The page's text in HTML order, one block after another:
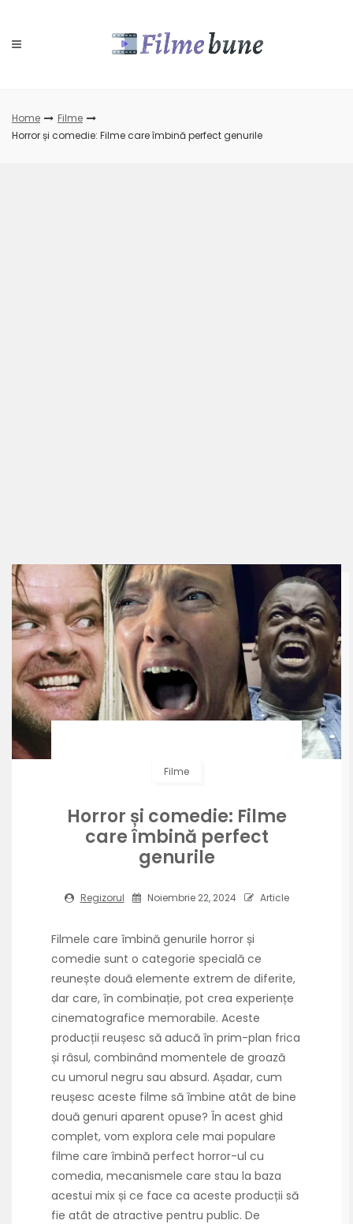
content
Home
Filme
Horror și comedie: Filme care îmbină perfect genurile
Filme
Horror și comedie: Filme
care îmbină perfect
genurile
Regizorul Noiembrie 22, 2024 Article
Filmele care îmbină genurile horror și
comedie sunt o categorie specială ce
reunește două elemente extrem de diferite,
dar care, în combinație, pot crea experiențe
cinematografice memorabile. Aceste
producții reușesc să aducă în prim-plan frica
și râsul, combinând momentele de groază
cu umorul negru sau absurd. Așadar, cum
reușesc aceste filme să îmbine atât de bine
două genuri aparent opuse? În acest ghid
complet, vom explora cele mai populare
filme care îmbină perfect horror-ul cu
comedia, mecanismele care stau la baza
acestui mix și ce face ca aceste producții să
fie atât de atractive pentru public. De